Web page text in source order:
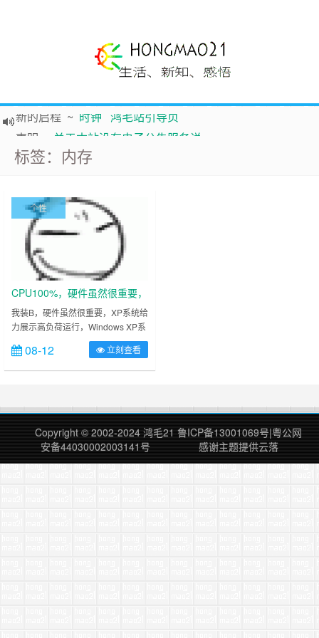
新的启程 ~ 时钟 鸿毛站引导页
声明
关于本站没有电子公告服务说明-20180517
践行自由、开放、互
标签：内存
个性
CPU100%，硬件虽然很重要，
XP系统给力展示高负荷运行
我装B，硬件虽然很重要，XP系统给
力展示高负荷运行，Windows XP系
统，CPU100%高负荷运行显摆，
不足2GB的小内存，阉割版的1.6G
双核CPU，型号T2060，在
数个QQ，数个QQ群，使CPU占用
100%…… ……
08-12 立刻查看
Copyright © 2002-2024 鸿毛21 鲁ICP备13001069号|粤公网
安备44030002003141号
感谢主题提供云落